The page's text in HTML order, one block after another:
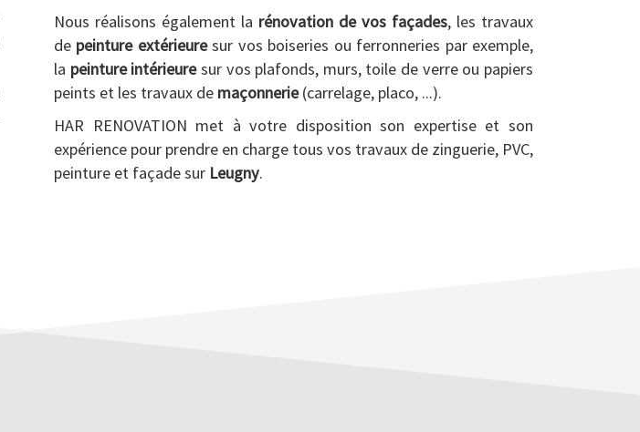
Nous réalisons également la rénovation de vos façades, les travaux
de peinture extérieuresur vos boiseries ou ferronneries par exemple,
la peinture intérieuresur vos plafonds, murs, toile de verre ou papiers
peints et les travaux de maçonnerie(carrelage, placo, ...).
HAR RENOVATION met à votre disposition son expertise et son
expérience pour prendre en charge tous vos travaux de zinguerie, PVC,
peinture et façade sur Leugny.